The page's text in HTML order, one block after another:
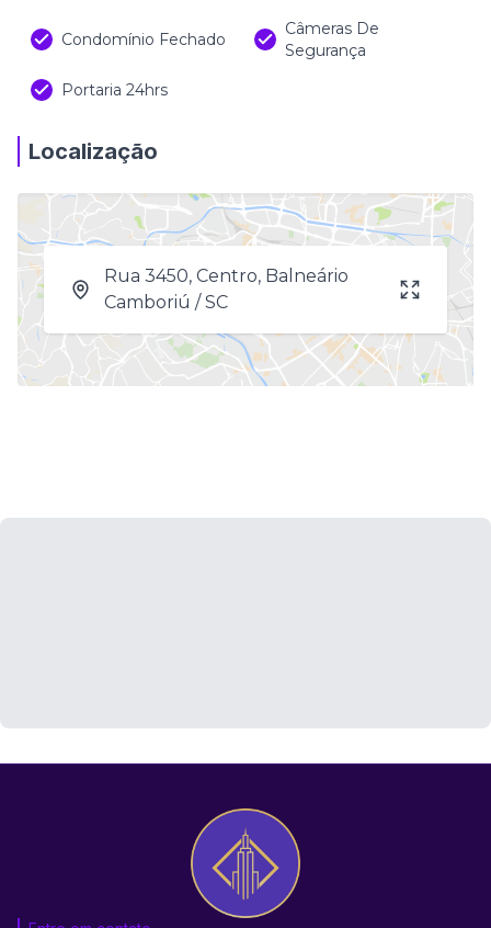
Condomínio Fechado
Câmeras De
Segurança
Portaria 24hrs
Localização
Rua 3450, Centro, Balneário
Camboriú / SC